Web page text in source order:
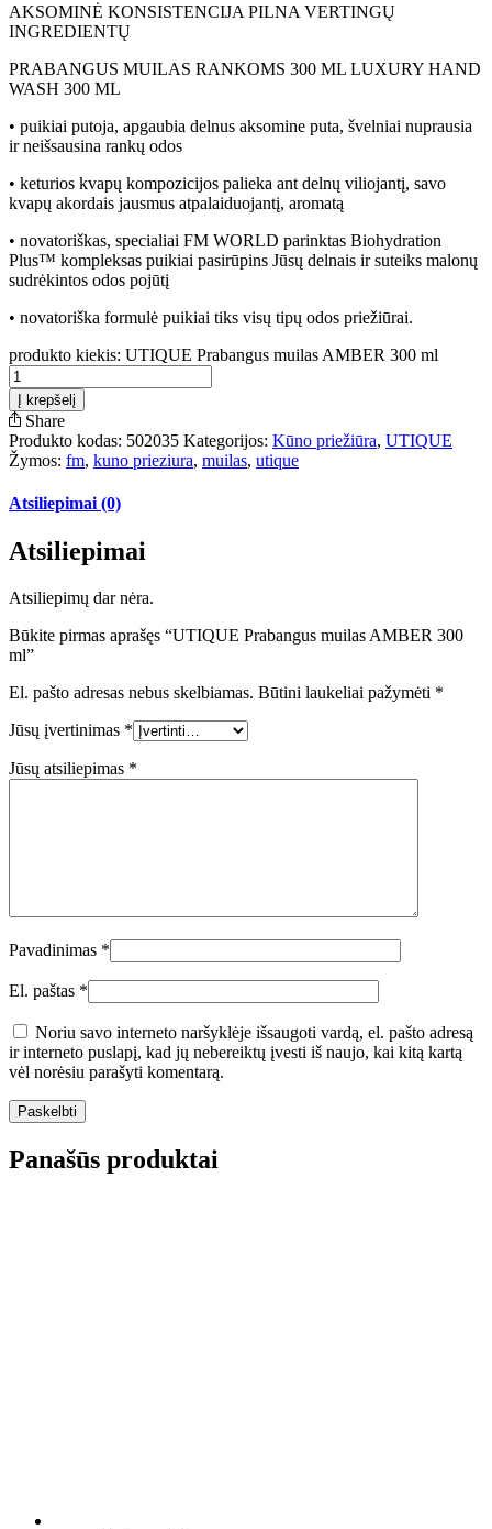
AKSOMINĖ KONSISTENCIJA PILNA VERTINGŲ
INGREDIENTŲ
PRABANGUS MUILAS RANKOMS 300 ML LUXURY HAND
WASH 300 ML
• puikiai putoja, apgaubia delnus aksomine puta, švelniai nuprausia
ir neišsausina rankų odos
• keturios kvapų kompozicijos palieka ant delnų viliojantį, savo
kvapų akordais jausmus atpalaiduojantį, aromatą
• novatoriškas, specialiai FM WORLD parinktas Biohydration
Plus™ kompleksas puikiai pasirūpins Jūsų delnais ir suteiks malonų
sudrėkintos odos pojūtį
• novatoriška formulė puikiai tiks visų tipų odos priežiūrai.
produkto kiekis: UTIQUE Prabangus muilas AMBER 300 ml
Į krepšelį
Share
Produkto kodas: 502035 Kategorijos: Kūno priežiūra, UTIQUE
Žymos: fm, kuno prieziura, muilas, utique
Atsiliepimai (0)
Atsiliepimai
Atsiliepimų dar nėra.
Būkite pirmas aprašęs “UTIQUE Prabangus muilas AMBER 300
ml”
El. pašto adresas nebus skelbiamas. Būtini laukeliai pažymėti *
Jūsų įvertinimas *
Jūsų atsiliepimas *
Pavadinimas *
El. paštas *
Noriu savo interneto naršyklėje išsaugoti vardą, el. pašto adresą
ir interneto puslapį, kad jų nebereiktų įvesti iš naujo, kai kitą kartą
vėl norėsiu parašyti komentarą.
Panašūs produktai